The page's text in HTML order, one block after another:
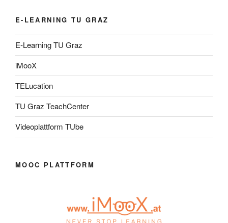
E-LEARNING TU GRAZ
E-Learning TU Graz
iMooX
TELucation
TU Graz TeachCenter
Videoplattform TUbe
MOOC PLATTFORM